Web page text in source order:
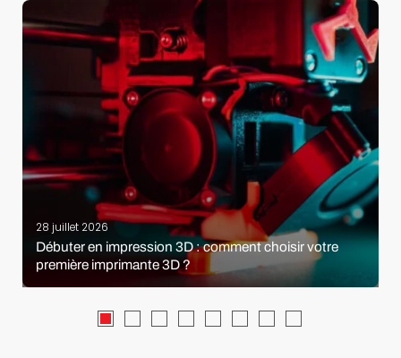
28 juillet 2026
Débuter en impression 3D : comment choisir votre
première imprimante 3D ?